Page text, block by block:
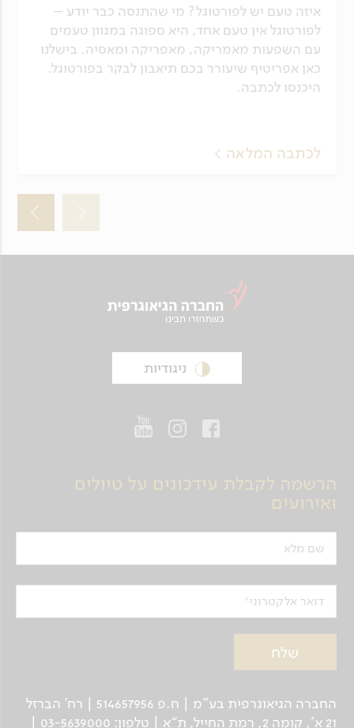
איזה טעם יש לפורטוגל? מי שהתנסה כבר יודע –
לפורטוגל אין טעם אחד, היא ספוגה במגוון טעמים
עם השפעות מאמריקה, מאפריקה ומאסיה. בישלנו
כאן אפריטיף שיעורר בכם תיאבון לבקר בפורטוגל.
היכנסו לכתבה.
לכתבה המלאה
ניגודיות
הרשמה לקבלת עידכונים על טיולים
ואירועים
שם מלא
דואר אלקטרוני
החברה הגיאוגרפית בע"מ | ח.פ 514657956 | רח’ הברזל
21 א', קומה 2, רמת החייל, ת“א | טלפון: 03-5639000 |